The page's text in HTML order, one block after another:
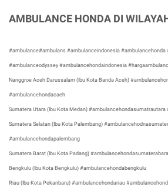
AMBULANCE HONDA DI
#ambulance#ambulans #ambulanceindonesia #ambulancehonda
#ambulanceodyssey #ambulancehondaindonesia
Nanggroe Aceh Darussalam (Ibu Kota Banda Aceh)
#ambulancehondacaeh
Sumatera Utara (Ibu Kota Medan)
Sumatera Selatan (Ibu Kota Palembang)
#ambulancehondapalembang
Sumatera Barat (Ibu Kota Padang)
Bengkulu (Ibu Kota Bengkulu) #ambulancehondabengkulu
Riau (Ibu Kota Pekanbaru) #ambulancehondariau